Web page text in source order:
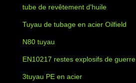
tube de revêtement d'huile
Tuyau de tubage en acier Oilfield
N80 tuyau
EN10217 restes explosifs de guerre
3tuyau PE en acier